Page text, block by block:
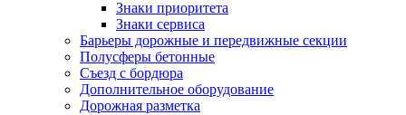
Знаки приоритета
Знаки сервиса
Барьеры дорожные и передвижные секции
Полусферы бетонные
Съезд с бордюра
Дополнительное оборудование
Дорожная разметка